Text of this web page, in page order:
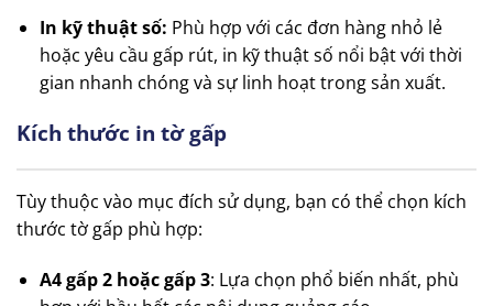
In kỹ thuật số: Phù hợp với các đơn hàng nhỏ lẻ
hoặc yêu cầu gấp rút, in kỹ thuật số nổi bật với thời
gian nhanh chóng và sự linh hoạt trong sản xuất.
Kích thước in tờ gấp
Tùy thuộc vào mục đích sử dụng, bạn có thể chọn kích
thước tờ gấp phù hợp:
A4 gấp 2 hoặc gấp 3: Lựa chọn phổ biến nhất, phù